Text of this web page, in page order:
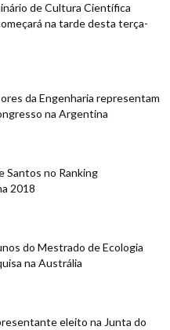
de Cultura Científica
na tarde desta terça-
da Engenharia representam
na Argentina
Santos no Ranking
2018
do Mestrado de Ecologia
na Austrália
eleito na Junta do